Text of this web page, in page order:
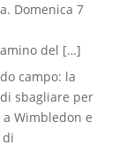
Domenica 7
del […]
campo: la
sbagliare per
Wimbledon e
di